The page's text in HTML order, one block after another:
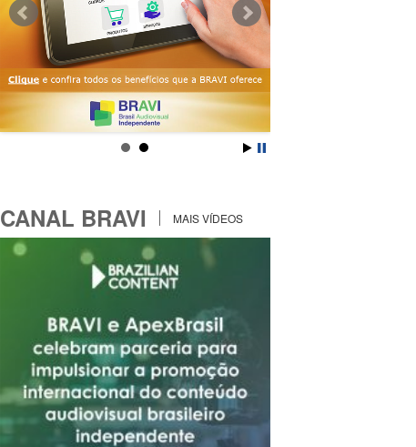
CANAL BRAVI MAIS VÍDEOS